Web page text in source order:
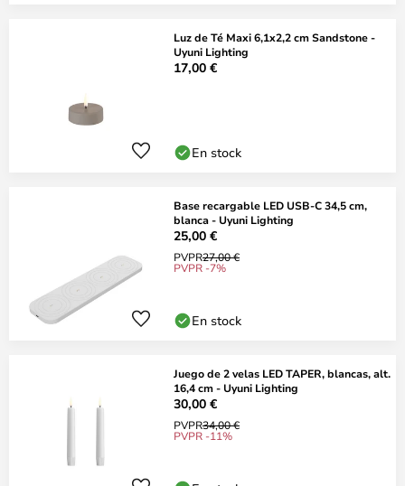
Luz de Té Maxi 6,1x2,2 cm Sandstone -
Uyuni Lighting
17,00 €
En stock
Base recargable LED USB-C 34,5 cm,
blanca - Uyuni Lighting
25,00 €
PVPR27,00 €
PVPR -7%
En stock
Juego de 2 velas LED TAPER, blancas, alt.
16,4 cm - Uyuni Lighting
30,00 €
PVPR34,00 €
PVPR -11%